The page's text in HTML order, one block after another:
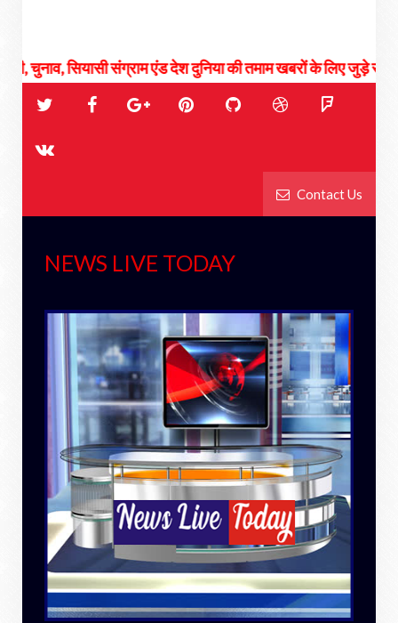
संग्राम एंड देश दुनिया की तमाम खबरों के लिए जुड़े रहिये हमसे...
Contact Us
NEWS LIVE TODAY